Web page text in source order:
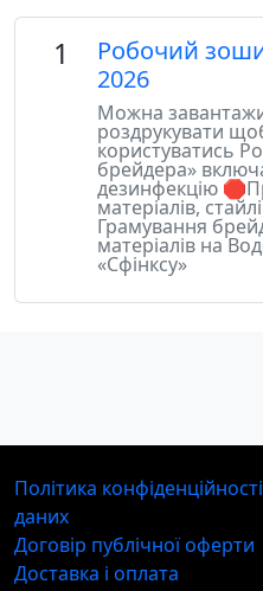
1
Робочий
2026
Можна
роздрукувати
користуватись
брейдера»
дезинфекцію
матеріалів,
Грамування
матеріалів на
«Сфінксу»
Політика
даних
Договір публічної оферти
Доставка і оплата